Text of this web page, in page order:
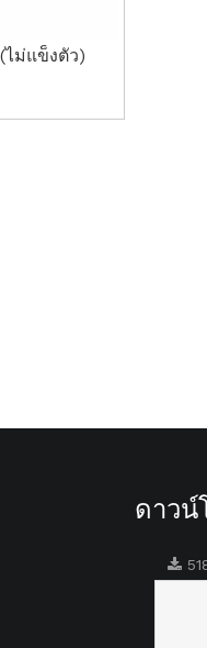
ไม่แข็งตัว)
ดาว